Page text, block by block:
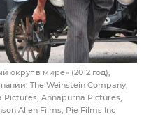
округ в мире» (2012 год),
The Weinstein Company,
Pictures, Annapurna Pictures,
Allen Films, Pie Films Inc